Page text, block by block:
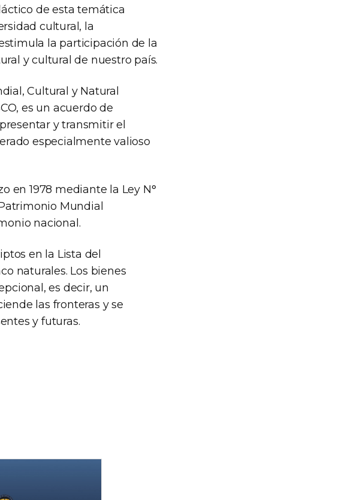
de esta temática
cultural, la
la participación de la
y cultural de nuestro país.
Cultural y Natural
es un acuerdo de
y transmitir el
especialmente valioso
en 1978 mediante la Ley N°
Mundial
nacional.
en la Lista del
naturales. Los bienes
es decir, un
las fronteras y se
y futuras.